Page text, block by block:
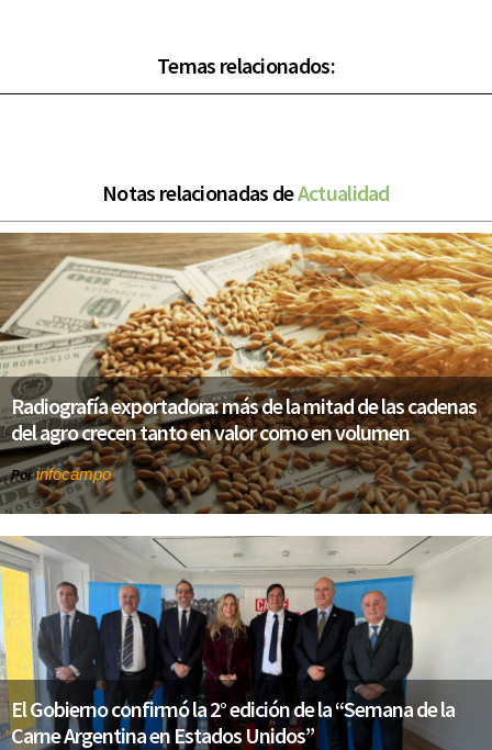
Temas relacionados:
Notas relacionadas deActualidad
Radiografía exportadora: más de la mitad de las cadenas
del agro crecen tanto en valor como en volumen
Porinfocampo
El Gobierno confirmó la 2° edición de la “Semana de la
Carne Argentina en Estados Unidos”